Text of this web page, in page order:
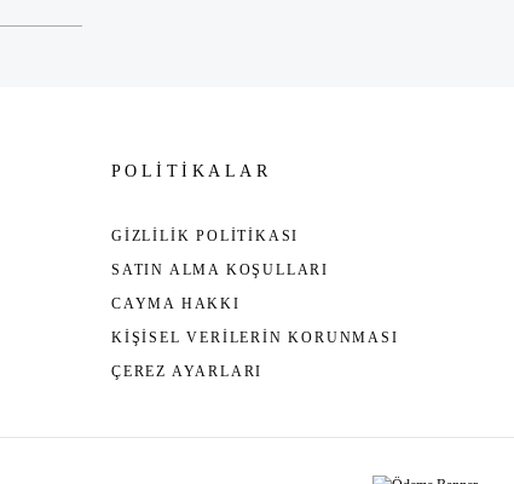
POLİTİKALAR
GİZLİLİK POLİTİKASI
SATIN ALMA KOŞULLARI
CAYMA HAKKI
KİŞİSEL VERİLERİN KORUNMASI
ÇEREZ AYARLARI